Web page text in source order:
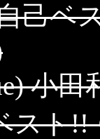
己ベ
小田
スト!!